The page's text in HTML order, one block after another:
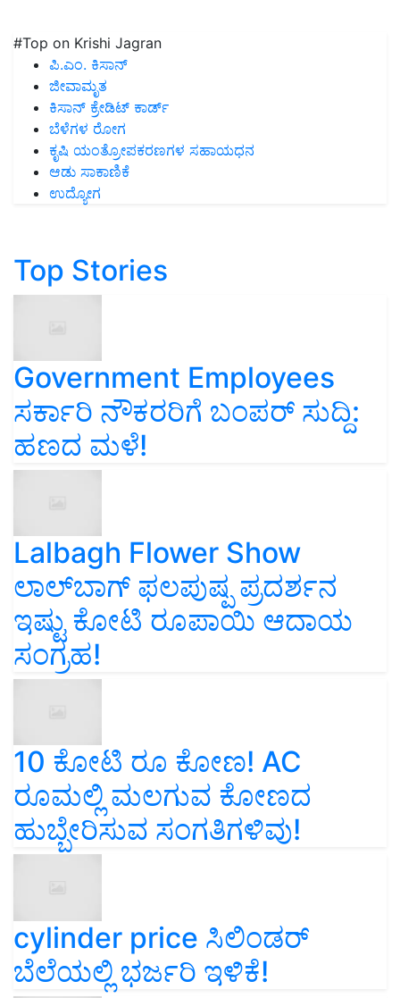
#Top on Krishi Jagran
ಪಿ.ಎಂ. ಕಿಸಾನ್
ಜೀವಾಮೃತ
ಕಿಸಾನ್ ಕ್ರೇಡಿಟ್ ಕಾರ್ಡ್
ಬೆಳೆಗಳ ರೋಗ
ಕೃಷಿ ಯಂತ್ರೋಪಕರಣಗಳ ಸಹಾಯಧನ
ಆಡು ಸಾಕಾಣಿಕೆ
ಉದ್ಯೋಗ
Top Stories
Government Employees
ಸರ್ಕಾರಿ ನೌಕರರಿಗೆ ಬಂಪರ್‌ ಸುದ್ದಿ:
ಹಣದ ಮಳೆ!
Lalbagh Flower Show
ಲಾಲ್‌ಬಾಗ್ ಫಲಪುಷ್ಪ ಪ್ರದರ್ಶನ
ಇಷ್ಟು ಕೋಟಿ ರೂಪಾಯಿ ಆದಾಯ
ಸಂಗ್ರಹ!
10 ಕೋಟಿ ರೂ ಕೋಣ! AC
ರೂಮಲ್ಲಿ ಮಲಗುವ ಕೋಣದ
ಹುಬ್ಬೇರಿಸುವ ಸಂಗತಿಗಳಿವು!
cylinder price ಸಿಲಿಂಡರ್‌
ಬೆಲೆಯಲ್ಲಿ ಭರ್ಜರಿ ಇಳಿಕೆ!